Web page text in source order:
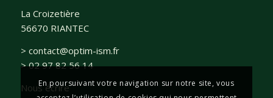
La Croizetière
56670 RIANTEC
> contact@optim-ism.fr
> 02 97 82 56 14
Nous écrire
En poursuivant votre navigation sur notre site, vous